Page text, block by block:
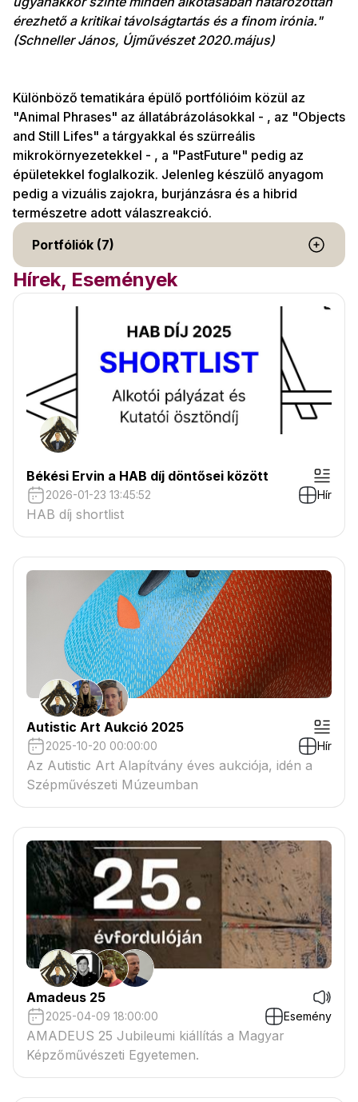
érezhető a kritikai távolságtartás és a finom irónia."
(Schneller János, Újművészet 2020.május)
Különböző tematikára épülő portfólióim közül az
"Animal Phrases" az állatábrázolásokkal - , az "Objects
and Still Lifes" a tárgyakkal és szürreális
mikrokörnyezetekkel - , a "PastFuture" pedig az
épületekkel foglalkozik. Jelenleg készülő anyagom
pedig a vizuális zajokra, burjánzásra és a hibrid
természetre adott válaszreakció.
Portfóliók (7)
Hírek, Események
Békési Ervin a HAB díj döntősei között
2026-01-23 13:45:52 Hír
HAB díj shortlist
Autistic Art Aukció 2025
2025-10-20 00:00:00 Hír
Az Autistic Art Alapítvány éves aukciója, idén a
Szépművészeti Múzeumban
Amadeus 25
2025-04-09 18:00:00 Esemény
AMADEUS 25 Jubileumi kiállítás a Magyar
Képzőművészeti Egyetemen.